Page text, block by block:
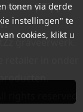
| Zippo,
graveerwerk.
in onder
rights reserved
tonen via derde
instellingen" te
cookies, klikt u